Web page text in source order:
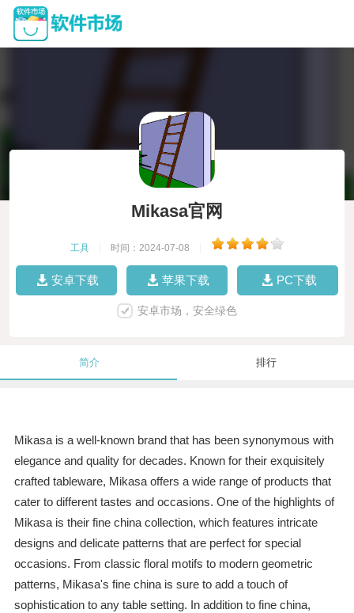
Mikasa官网
工具 时间：2024-07-08
安卓下载 苹果下载 PC下载
安卓市场，安全绿色
简介 排行
Mikasa is a well-known brand that has been synonymous with
elegance and quality for decades. Known for their exquisitely
crafted tableware, Mikasa offers a wide range of products that
cater to different tastes and occasions. One of the highlights of
Mikasa is their fine china collection, which features intricate
designs and delicate patterns that are perfect for special
occasions. From classic floral motifs to modern geometric
patterns, Mikasa's fine china is sure to add a touch of
sophistication to any table setting. In addition to fine china,